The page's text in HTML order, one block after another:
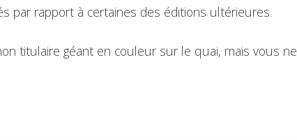
par rapport à certaines des éditions ultérieures.
titulaire géant en couleur sur le quai, mais vous ne